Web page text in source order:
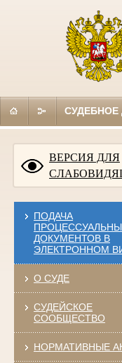
ВЕРСИЯ ДЛЯ
ПОДАЧА
ДОКУМЕНТОВ В
ЭЛЕКТРОННОМ
О СУДЕ
СУДЕЙСКОЕ
СООБЩЕСТВО
НОРМАТИВНЫЕ